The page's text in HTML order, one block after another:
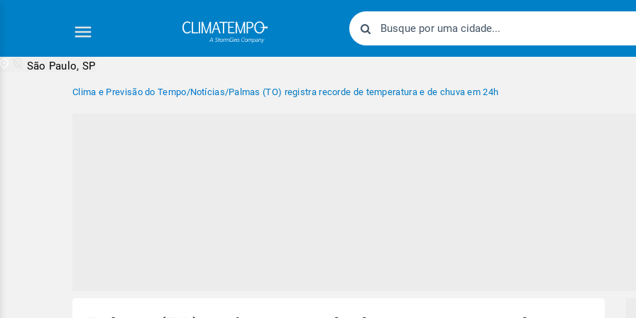
São Paulo, SP
Clima e Previsão do Tempo/Notícias/Palmas (TO) registra recorde de temperatura e de chuva em 24h